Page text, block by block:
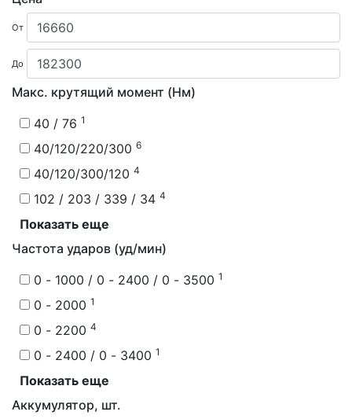
От
До
Макс. крутящий момент (Нм)
40 / 76 1
40/120/220/300 6
40/120/300/120 4
102 / 203 / 339 / 34 4
Показать еще
Частота ударов (уд/мин)
0 - 1000 / 0 - 2400 / 0 - 3500 1
0 - 2000 1
0 - 2200 4
0 - 2400 / 0 - 3400 1
Показать еще
Аккумулятор, шт.